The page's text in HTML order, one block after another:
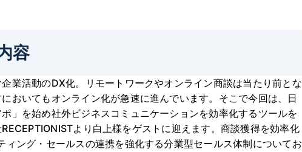
容
業活動のDX化。リモートワークやオンライン商談は当たり前とな
おいてもオンライン化が急速に進んでいます。そこで今回は、日
」を始め社外ビジネスコミュニケーションを効率化するツールを
より白上様をゲストに迎えます。商談獲得を効率化
ィング・セールスの連携を強化する分業型セールス体制についてお